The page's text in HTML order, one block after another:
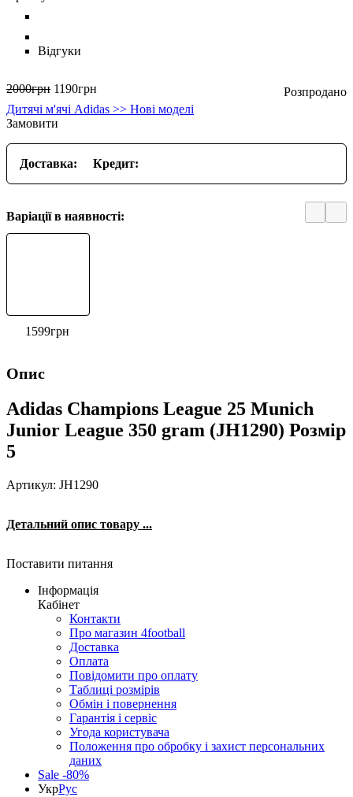
Відгуки
2000грн 1190грн
Дитячі м'ячі Adidas >> Нові моделі
Замовити
Доставка: Кредит:
Варіації в наявності:
1599грн
Опис
Adidas Champions League 25 Munich
Junior League 350 gram (JH1290) Розмір
5
Артикул: JH1290
Детальний опис товару ...
Поставити питання
Інформація
Кабінет
Контакти
Про магазин 4football
Доставка
Оплата
Повідомити про оплату
Таблиці розмірів
Обмін і повернення
Гарантія і сервіс
Угода користувача
Положення про обробку і захист персональних
даних
Sale -80%
УкрРус